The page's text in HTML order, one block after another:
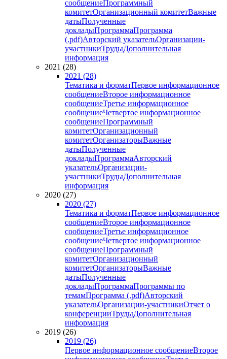
сообщениеПрограммный
комитетОрганизационный комитетВажные
датыПолученные
докладыПрограммаПрограмма
(.pdf)Авторский указательОрганизации-
участникиТрудыДополнительная
информация
2021 (28)
2021 (28)
Тематика и форматПервое информационное
сообщениеВторое информационное
сообщениеТретье информационное
сообщениеЧетвертое информационное
сообщениеПрограммный
комитетОрганизационный
комитетОрганизаторыВажные
датыПолученные
докладыПрограммаАвторский
указательОрганизации-
участникиТрудыДополнительная
информация
2020 (27)
2020 (27)
Тематика и форматПервое информационное
сообщениеВторое информационное
сообщениеТретье информационное
сообщениеЧетвертое информационное
сообщениеПрограммный
комитетОрганизационный
комитетОрганизаторыВажные
датыПолученные
докладыПрограммаПрограммы по
темамПрограмма (.pdf)Авторский
указательОрганизации-участникиОтчет о
конференцииТрудыДополнительная
информация
2019 (26)
2019 (26)
Первое информационное сообщениеВторое